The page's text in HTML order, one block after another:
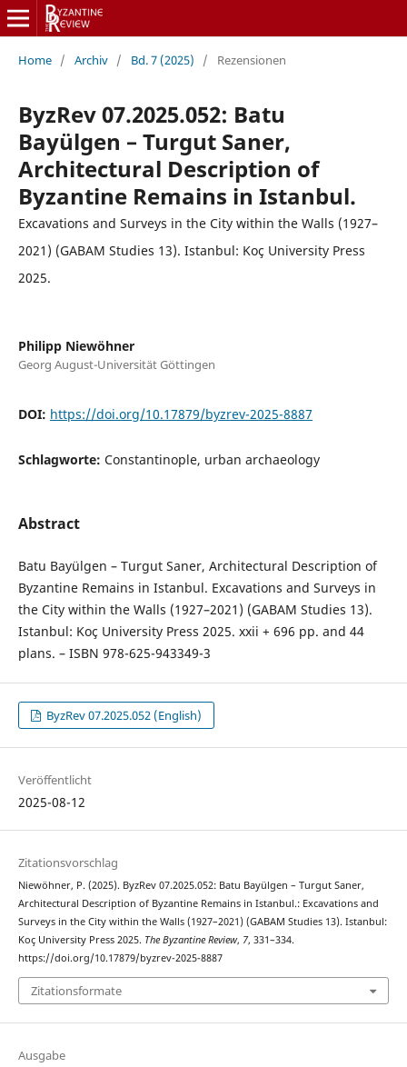
Home / Archiv / Bd. 7 (2025) / Rezensionen
ByzRev 07.2025.052: Batu
Bayülgen – Turgut Saner,
Architectural Description of
Byzantine Remains in Istanbul.
Excavations and Surveys in the City within the Walls (1927–
2021) (GABAM Studies 13). Istanbul: Koç University Press
2025.
Philipp Niewöhner
Georg August-Universität Göttingen
DOI: https://doi.org/10.17879/byzrev-2025-8887
Schlagworte: Constantinople, urban archaeology
Abstract
Batu Bayülgen – Turgut Saner, Architectural Description of
Byzantine Remains in Istanbul. Excavations and Surveys in
the City within the Walls (1927–2021) (GABAM Studies 13).
Istanbul: Koç University Press 2025. xxii + 696 pp. and 44
plans. – ISBN 978-625-943349-3
ByzRev 07.2025.052 (English)
Veröffentlicht
2025-08-12
Zitationsvorschlag
Niewöhner, P. (2025). ByzRev 07.2025.052: Batu Bayülgen – Turgut Saner,
Architectural Description of Byzantine Remains in Istanbul.: Excavations and
Surveys in the City within the Walls (1927–2021) (GABAM Studies 13). Istanbul:
Koç University Press 2025. The Byzantine Review, 7, 331–334.
https://doi.org/10.17879/byzrev-2025-8887
Zitationsformate
Ausgabe